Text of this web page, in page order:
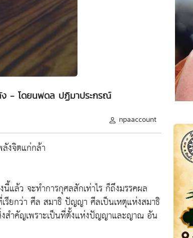
ง - โดยนพดล ปฏิมาประกรณ์
npaaccount
งจิตแก่กล้า
แล้ว จะทำการกุศลสักเท่าไร ก็ถึงมรรคผล
ยกว่า ศีล สมาธิ ปัญญา ศีลเป็นเหตุแห่งสมาธิ
สำคัญเพราะเป็นที่ตั้งแห่งปัญญาและญาณ อัน